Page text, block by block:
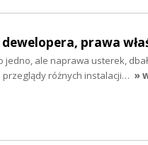
prawa
ale naprawa usterek,
różnych instalacji… »